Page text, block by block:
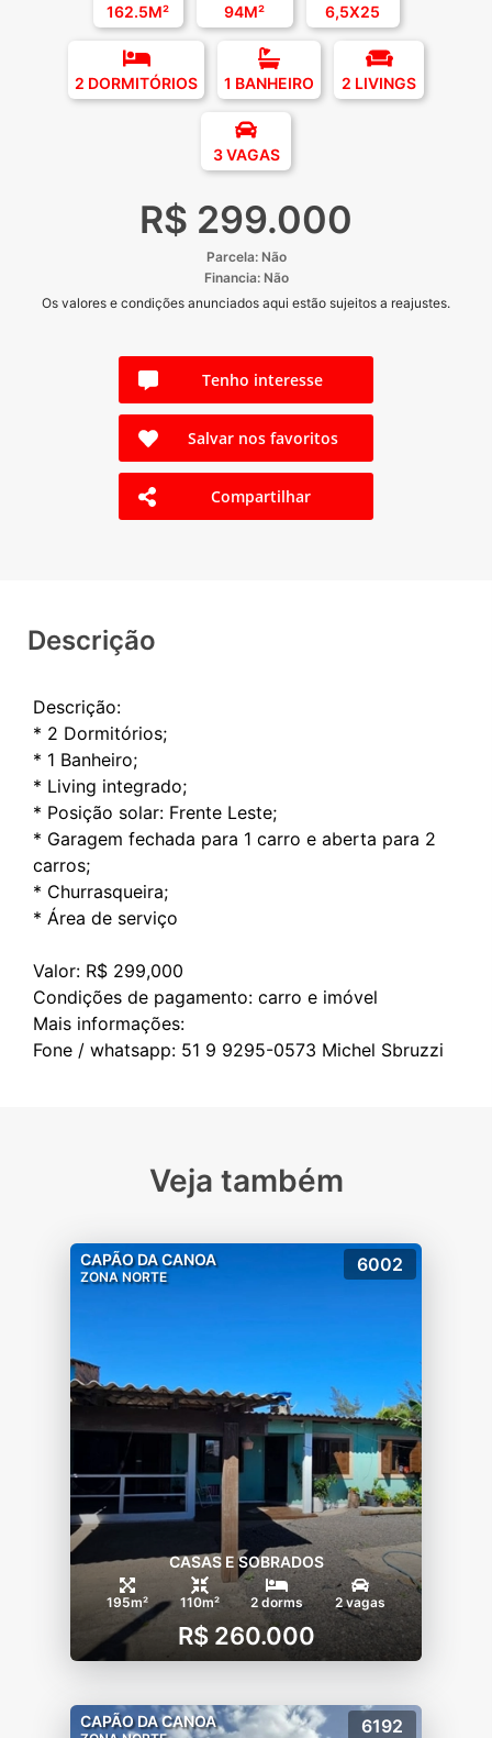
162.5M² 94M² 6,5X25
2 DORMITÓRIOS 1 BANHEIRO 2 LIVINGS
3 VAGAS
R$ 299.000
Parcela: Não
Financia: Não
Os valores e condições anunciados aqui estão sujeitos a reajustes.
Tenho interesse
Salvar nos favoritos
Compartilhar
Descrição
Descrição:
* 2 Dormitórios;
* 1 Banheiro;
* Living integrado;
* Posição solar: Frente Leste;
* Garagem fechada para 1 carro e aberta para 2
carros;
* Churrasqueira;
* Área de serviço
Valor: R$ 299,000
Condições de pagamento: carro e imóvel
Mais informações:
Veja também
CAPÃO DA CANOA
ZONA NORTE
6002
CASAS E SOBRADOS
195m² 110m² 2 dorms 2 vagas
R$ 260.000
CAPÃO DA CANOA 6192